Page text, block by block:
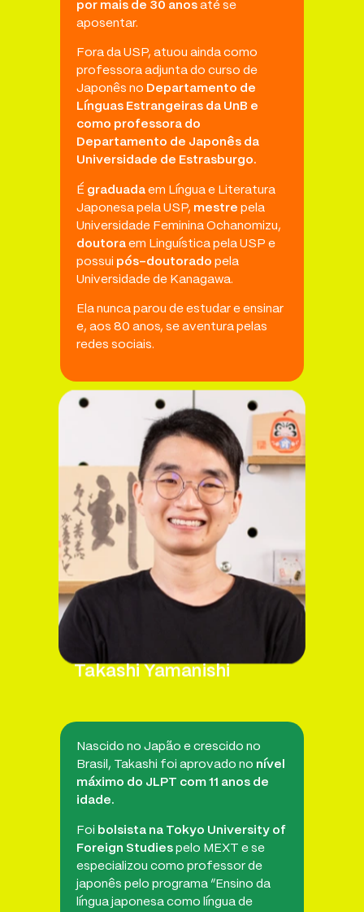
por mais de 30 anos até se
aposentar.
Fora da USP, atuou ainda como
professora adjunta do curso de
Japonês no Departamento de
Línguas Estrangeiras da UnB e
como professora do
Departamento de Japonês da
Universidade de Estrasburgo.
É graduada em Língua e Literatura
Japonesa pela USP, mestre pela
Universidade Feminina Ochanomizu,
doutora em Linguística pela USP e
possui pós-doutorado pela
Universidade de Kanagawa.
Ela nunca parou de estudar e ensinar
e, aos 80 anos, se aventura pelas
redes sociais.
Takashi Yamanishi
Nascido no Japão e crescido no
Brasil, Takashi foi aprovado no nível
máximo do JLPT com 11 anos de
idade.
Foi bolsista na Tokyo University of
Foreign Studies pelo MEXT e se
especializou como professor de
japonês pelo programa “Ensino da
língua japonesa como língua de